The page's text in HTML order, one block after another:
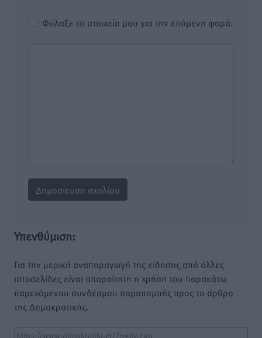
Φύλαξε τα στοιχεία μου για την επόμενη φορά.
Υπενθύμιση:
Για την μερική αναπαραγωγή της είδησης από άλλες
ιστοσελίδες είναι απαραίτητη η χρήση του παρακάτω
παρεχόμενου συνδέσμου παραπομπής προς το άρθρο
της Δημοκρατικής.